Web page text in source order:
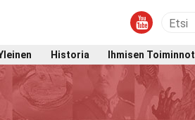
Historia Ihmisen Toiminnot